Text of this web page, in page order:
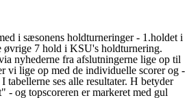
i sæsonens holdturneringer - 1.holdet i
øvrige 7 hold i KSU's holdturnering.
nyhederne fra afslutningerne lige op til
vi lige op med de individuelle scorer og -
tabellerne ses alle resultater. H betyder
og topscoreren er markeret med gul